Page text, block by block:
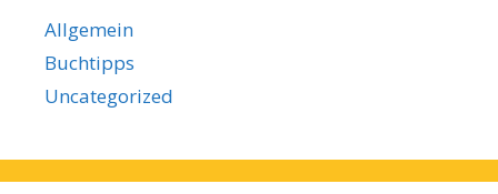
Allgemein
Buchtipps
Uncategorized